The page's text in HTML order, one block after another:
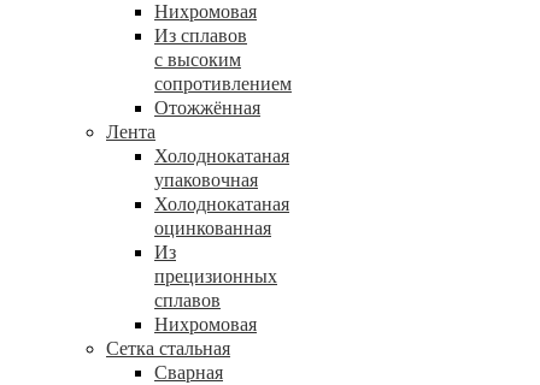
Нихромовая
Из сплавов
с высоким
сопротивлением
Отожжённая
Лента
Холоднокатаная
упаковочная
Холоднокатаная
оцинкованная
Из
прецизионных
сплавов
Нихромовая
Сетка стальная
Сварная